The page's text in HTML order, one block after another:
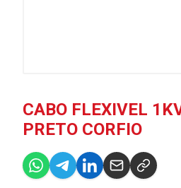
CABO FLEXIVEL
PRETO CORFIO